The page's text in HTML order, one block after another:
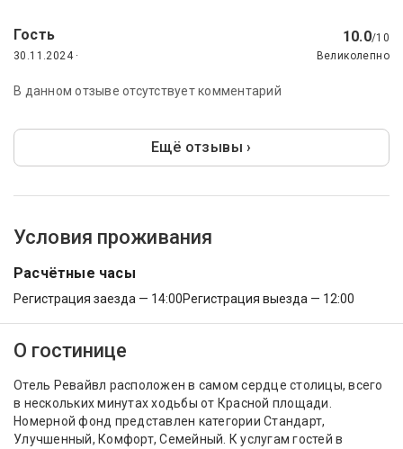
Гость 10.0/10
30.11.2024 ·
Великолепно
В данном отзыве отсутствует комментарий
Ещё отзывы ›
Условия проживания
Расчётные часы
Регистрация заезда — 14:00Регистрация выезда — 12:00
О гостинице
Отель Ревайвл расположен в самом сердце столицы, всего
в нескольких минутах ходьбы от Красной площади.
Номерной фонд представлен категории Стандарт,
Улучшенный, Комфорт, Семейный. К услугам гостей в